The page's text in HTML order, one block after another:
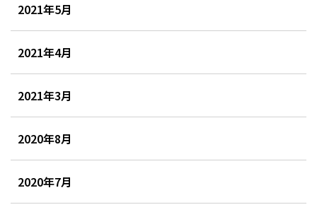
2021年5月
2021年4月
2021年3月
2020年8月
2020年7月